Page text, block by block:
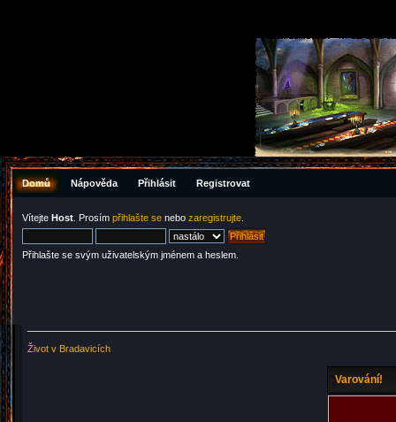
Domů Nápověda Přihlásit Registrovat
Vítejte Host . Prosím přihlašte se nebo zaregistrujte
Přihlašte se svým uživatelským jménem a heslem.
Život v Bradavicích
Varování!